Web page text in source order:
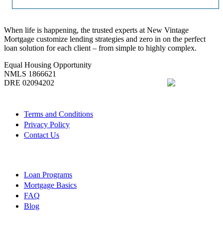
When life is happening, the trusted experts at New Vintage
Mortgage customize lending strategies and zero in on the perfect
loan solution for each client – from simple to highly complex.
Equal Housing Opportunity
NMLS 1866621
DRE 02094202
Terms and Conditions
Privacy Policy
Contact Us
Loan Programs
Mortgage Basics
FAQ
Blog